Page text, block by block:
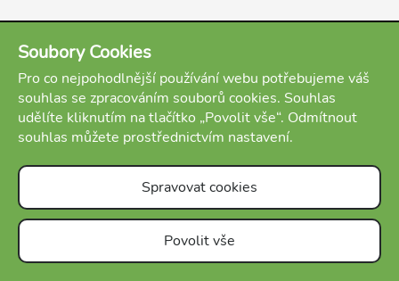
10 minut 13 komentářů
Otevřít
O nás Podmínky Kontakt FAQ E-shop Blog
Soubory Cookies
Pro co nejpohodlnější používání webu potřebujeme váš
souhlas se zpracováním souborů cookies. Souhlas
udělíte kliknutím na tlačítko „Povolit vše“. Odmítnout
souhlas můžete prostřednictvím nastavení.
Spravovat cookies
Povolit vše